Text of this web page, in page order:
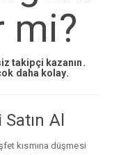
mi?
takipçi kazanın.
daha kolay.
Al
kısmına düşmesi